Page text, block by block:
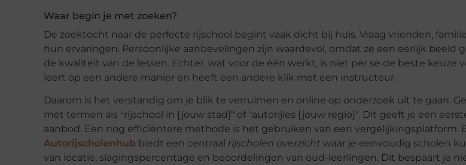
Waar begin je met zoeken?
De zoektocht naar de perfecte rijschool begint vaak dicht bij huis. Vraag vrienden,
hun ervaringen. Persoonlijke aanbevelingen zijn waardevol, omdat ze een eerlijk beeld
de kwaliteit van de lessen. Echter, wat voor de één werkt, is niet per se de beste keuze
leert op een andere manier en heeft een andere klik met een instructeur.
Daarom is het verstandig om je blik te verruimen en online op onderzoek uit te gaan.
met termen als "rijschool in [jouw stad]" of "autorijles [jouw regio]". Dit geeft je een
aanbod. Een nog efficiëntere methode is het gebruiken van een vergelijkingsplatform.
Autorijscholenhub biedt een centraal rijscholen overzicht waar je eenvoudig scholen
van locatie, slagingspercentage en beoordelingen van oud-leerlingen. Dit bespaart je